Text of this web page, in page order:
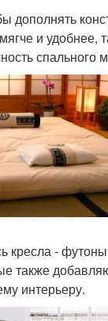
дополнять
и удобнее,
спального
кресла -
также
интерьеру.